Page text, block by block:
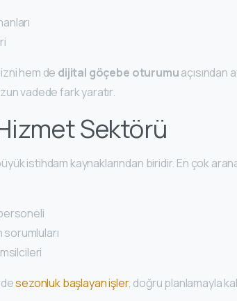
hem de dijital göçebe oturumuaçısından
vadede fark yaratır.
Sektörü
istihdam kaynaklarından biridir. En çok
sezonluk başlayan işler, doğru planlamayla